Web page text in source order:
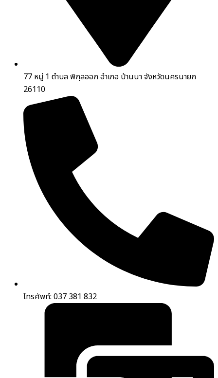
77 หมู่ 1 ตำบล พิกุลออก อำเภอ บ้านนา จังหวัดนครนายก
26110
โทรศัพท์: 037 381 832